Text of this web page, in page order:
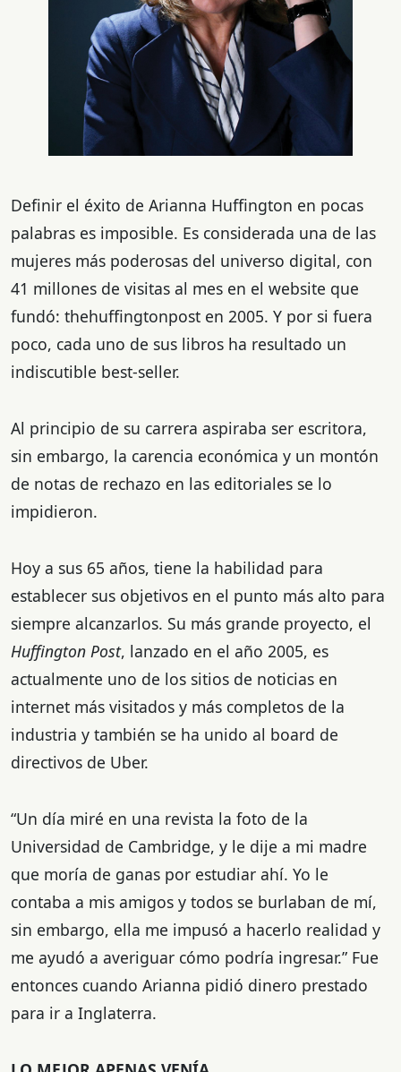
Definir el éxito de Arianna Huffington en pocas
palabras es imposible. Es considerada una de las
mujeres más poderosas del universo digital, con
41 millones de visitas al mes en el website que
fundó: thehuffingtonpost en 2005. Y por si fuera
poco, cada uno de sus libros ha resultado un
indiscutible best-seller.
Al principio de su carrera aspiraba ser escritora,
sin embargo, la carencia económica y un montón
de notas de rechazo en las editoriales se lo
impidieron.
Hoy a sus 65 años, tiene la habilidad para
establecer sus objetivos en el punto más alto para
siempre alcanzarlos. Su más grande proyecto, el
Huffington Post, lanzado en el año 2005, es
actualmente uno de los sitios de noticias en
internet más visitados y más completos de la
industria y también se ha unido al board de
directivos de Uber.
“Un día miré en una revista la foto de la
Universidad de Cambridge, y le dije a mi madre
que moría de ganas por estudiar ahí. Yo le
contaba a mis amigos y todos se burlaban de mí,
sin embargo, ella me impusó a hacerlo realidad y
me ayudó a averiguar cómo podría ingresar.” Fue
entonces cuando Arianna pidió dinero prestado
para ir a Inglaterra.